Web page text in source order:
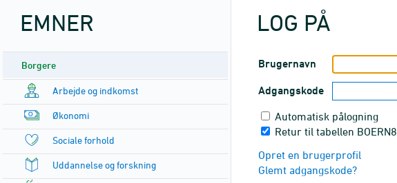
EMNER
Borgere
Arbejde og indkomst
Økonomi
Sociale forhold
Uddannelse og forskning
LOG PÅ
Brugernavn
Adgangskode
Automatisk pålogning
Retur til tabellen BOERN8
Opret en brugerprofil
Glemt adgangskode?